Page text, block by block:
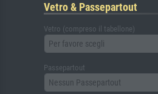
Vetro & Passepartout
Vetro (compreso il tabellone)
Per favore scegli
Passepartout
Nessun Passepartout